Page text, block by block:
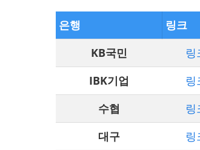
은행 링크
KB국민
링
IBK기업
링
수협
링
대구
링